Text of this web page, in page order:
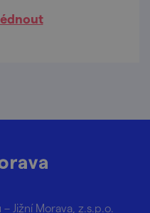
Jižní Morava, z.s.p.o.